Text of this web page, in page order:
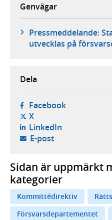
Genvägar
Pressmeddelande:
utvecklas på
Dela
Facebook- öppnas i
X- öppnas i ny flik,
LinkedIn- öppnas i
E-post- öppnar din e-
Sidan är uppmärkt
kategorier
Kommittédirektiv
Försvarsdepartementet